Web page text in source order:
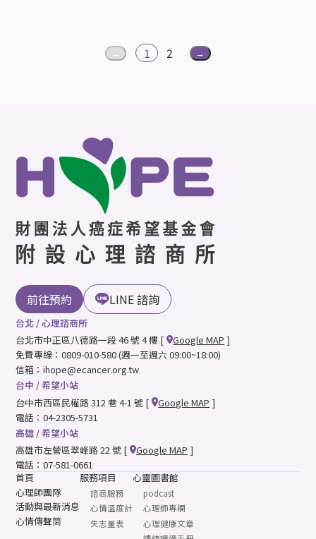
← 1 2 →
前往預約 LINE 諮詢
台北 / 心理諮商所
台北市中正區八德路一段 46 號 4 樓 [ Google MAP ]
免費專線：0809-010-580(週一至週六 09:00~18:00)
信箱：ihope@ecancer.org.tw
台中 / 希望小站
台中市西區民權路 312 巷 4-1 號 [ Google MAP ]
電話：04-2305-5731
高雄 / 希望小站
高雄市左營區翠峰路 22 號 [ Google MAP ]
電話：07-581-0661
首頁
心理師團隊
活動與最新消息
心情傳聲筒
服務項目
諮商服務
心情溫度計
失志量表
心靈圖書館
podcast
心理師專欄
心理健康文章